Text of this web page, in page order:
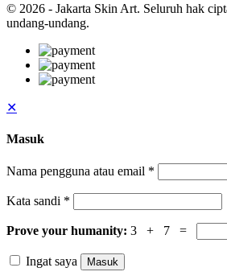
© 2026 - Jakarta Skin Art. Seluruh hak
undang-undang.
✕
Masuk
Nama pengguna atau email *
Kata sandi *
Prove your humanity: 3 + 7 =
Ingat saya Masuk